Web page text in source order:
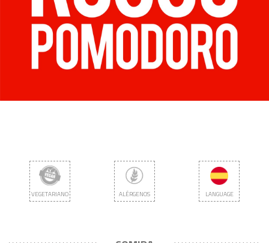
VEGETARIANO ALÉRGENOS LANGUAGE